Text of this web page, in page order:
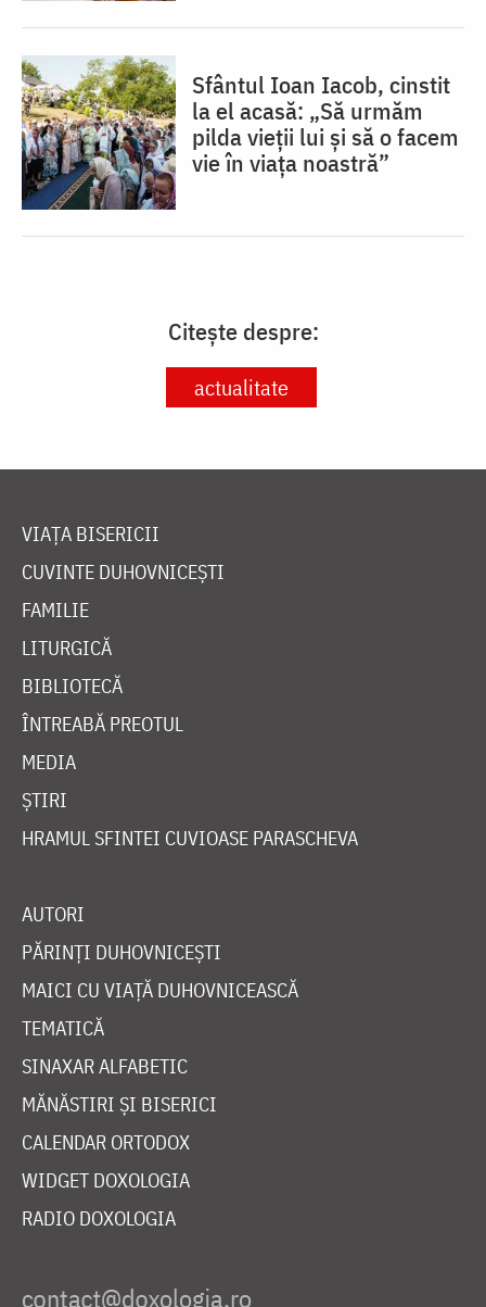
Sfântul Ioan Iacob, cinstit
la el acasă: „Să urmăm
pilda vieții lui și să o facem
vie în viața noastră”
Citește despre:
actualitate
VIAȚA BISERICII
CUVINTE DUHOVNICEȘTI
FAMILIE
LITURGICĂ
BIBLIOTECĂ
ÎNTREABĂ PREOTUL
MEDIA
ȘTIRI
HRAMUL SFINTEI CUVIOASE PARASCHEVA
AUTORI
PĂRINȚI DUHOVNICEȘTI
MAICI CU VIAȚĂ DUHOVNICEASCĂ
TEMATICĂ
SINAXAR ALFABETIC
MĂNĂSTIRI ȘI BISERICI
CALENDAR ORTODOX
WIDGET DOXOLOGIA
RADIO DOXOLOGIA